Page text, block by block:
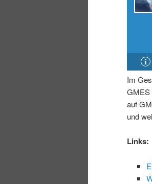
n
g
e
n
r
i
n
g
e
Im
GMES
auf
und
Links: